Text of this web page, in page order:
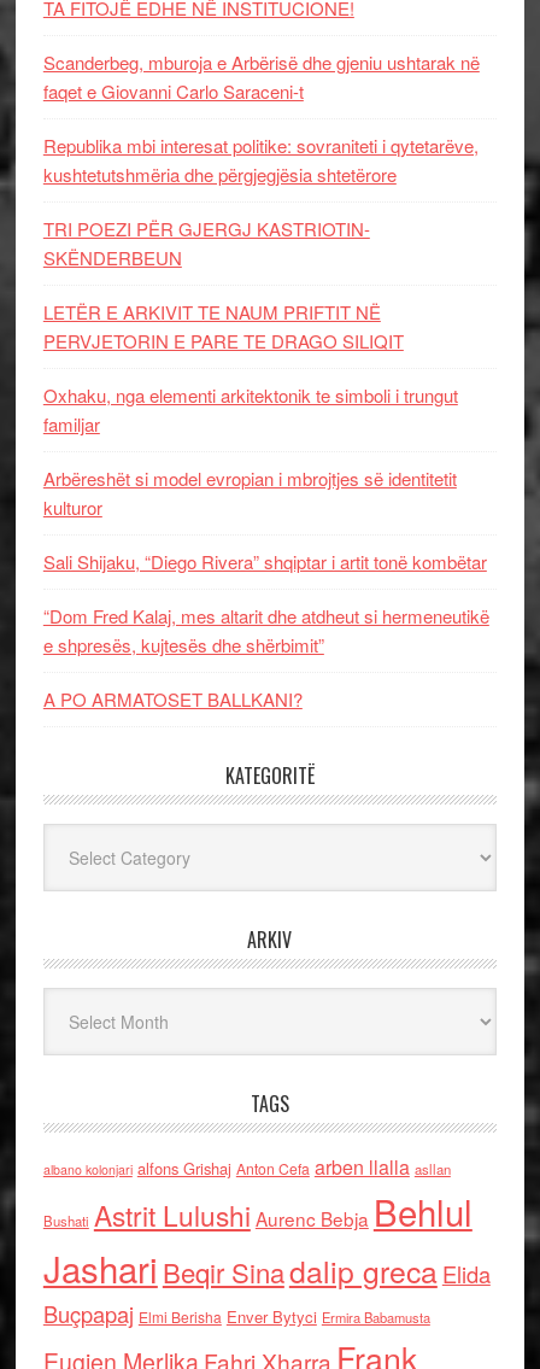
TA FITOJË EDHE NË INSTITUCIONE!
Scanderbeg, mburoja e Arbërisë dhe gjeniu ushtarak në
faqet e Giovanni Carlo Saraceni-t
Republika mbi interesat politike: sovraniteti i qytetarëve,
kushtetutshmëria dhe përgjegjësia shtetërore
TRI POEZI PËR GJERGJ KASTRIOTIN-
SKËNDERBEUN
LETËR E ARKIVIT TE NAUM PRIFTIT NË
PERVJETORIN E PARE TE DRAGO SILIQIT
Oxhaku, nga elementi arkitektonik te simboli i trungut
familjar
Arbëreshët si model evropian i mbrojtjes së identitetit
kulturor
Sali Shijaku, “Diego Rivera” shqiptar i artit tonë kombëtar
“Dom Fred Kalaj, mes altarit dhe atdheut si hermeneutikë
e shpresës, kujtesës dhe shërbimit”
A PO ARMATOSET BALLKANI?
KATEGORITË
ARKIV
TAGS
albano kolonjari alfons Grishaj Anton Cefa arben llalla asllan
Bushati Astrit Lulushi Aurenc Bebja Behlul
Jashari Beqir Sinadalip grecaElida
Buçpapaj Elmi Berisha Enver Bytyci Ermira Babamusta
Eugjen Merlika Fahri Xharra Frank